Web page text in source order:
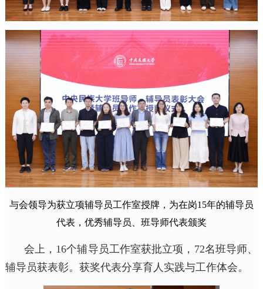
与会领导为获立项辅导员工作室授牌，为在岗15年的辅导员
代表，优秀辅导员、班导师代表颁奖
会上，16个辅导员工作室获批立项，72名班导师、
辅导员获表彰。获奖代表分享育人实践与工作体会。